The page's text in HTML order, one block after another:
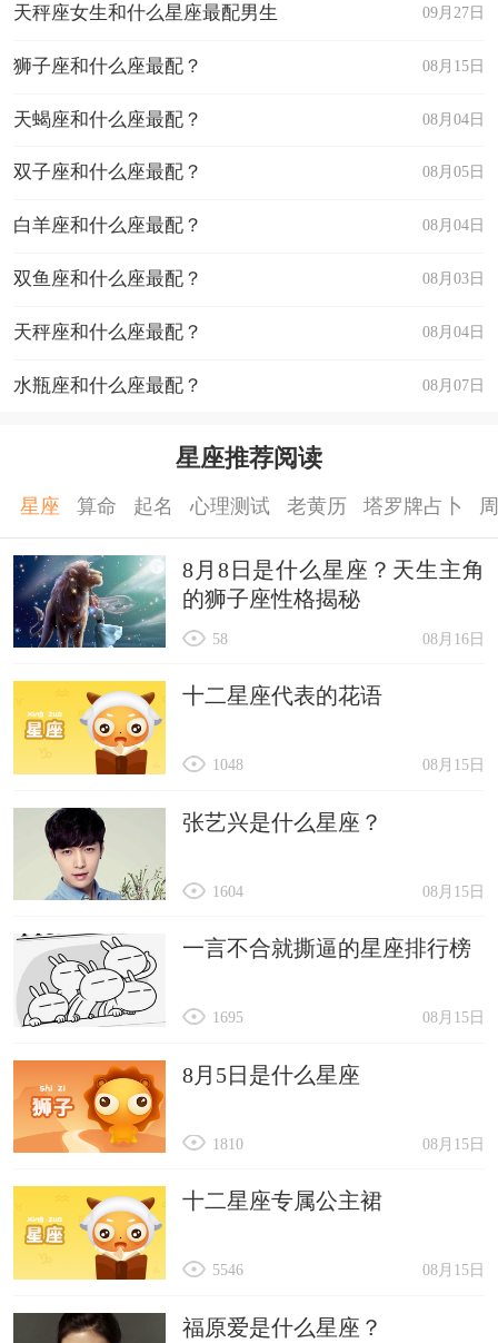
09月27日
天秤座女生和什么星座最配男生
08月15日
狮子座和什么座最配？
08月04日
天蝎座和什么座最配？
08月05日
双子座和什么座最配？
08月04日
白羊座和什么座最配？
08月03日
双鱼座和什么座最配？
08月04日
天秤座和什么座最配？
08月07日
水瓶座和什么座最配？
星座推荐阅读
星座 算命 起名 心理测试 老黄历 塔罗牌占卜
8月8日是什么星座？天生主角
的狮子座性格揭秘
08月16日
58
十二星座代表的花语
08月15日
1048
张艺兴是什么星座？
08月15日
1604
一言不合就撕逼的星座排行榜
08月15日
1695
8月5日是什么星座
08月15日
1810
十二星座专属公主裙
08月15日
5546
福原爱是什么星座？